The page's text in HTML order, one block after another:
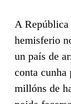
A
hemisferio
un país de
conta cunha
millóns de